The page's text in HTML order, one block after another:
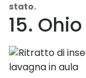
stato.
15. Ohio